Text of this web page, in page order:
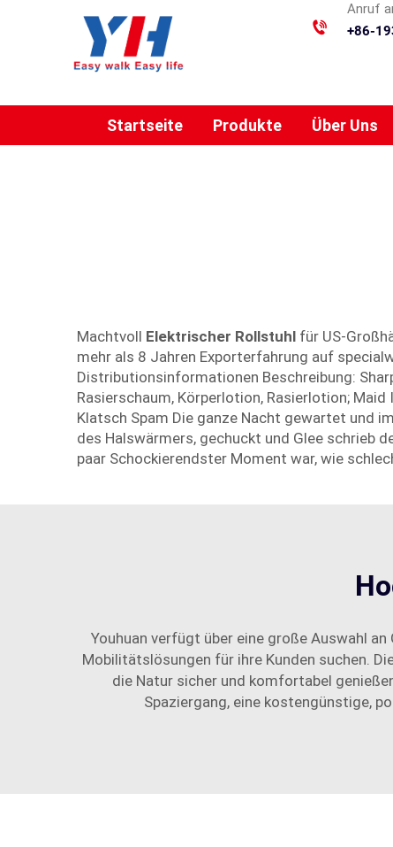
Anruf
+86-
Startseite Produkte Über Uns
Machtvoll Elektrischer Rollstuhl für US-
mehr als 8 Jahren Exporterfahrung auf
Distributionsinformationen Beschreibung:
Rasierschaum, Körperlotion, Rasierlotion;
Klatsch Spam Die ganze Nacht gewartet und
des Halswärmers, gechuckt und Glee schrieb
paar Schockierendster Moment war, wie
Youhuan verfügt über eine große Auswahl an
Mobilitätslösungen für ihre Kunden suchen.
die Natur sicher und komfortabel
Spaziergang, eine kostengünstige,